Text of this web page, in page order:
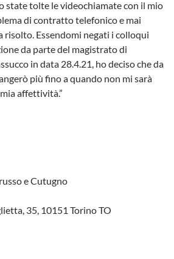
state tolte le videochiamate con il mio
di contratto telefonico e mai
Essendomi negati i colloqui
da parte del magistrato di
in data 28.4.21, ho deciso che da
più fino a quando non mi sarà
affettività.”
e Cutugno
35, 10151 Torino TO